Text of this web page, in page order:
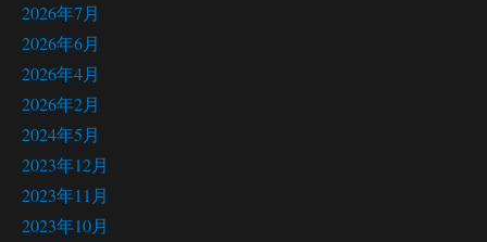
2026年7月
2026年6月
2026年4月
2026年2月
2024年5月
2023年12月
2023年11月
2023年10月